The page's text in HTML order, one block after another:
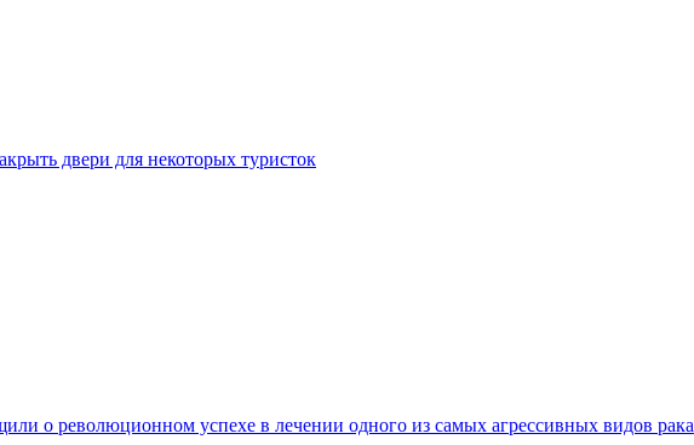
двери для некоторых туристок
о революционном успехе в лечении одного из самых агрессивных видов рака